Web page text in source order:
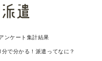
ンケート集計結果
分で分かる！派遣ってなに？